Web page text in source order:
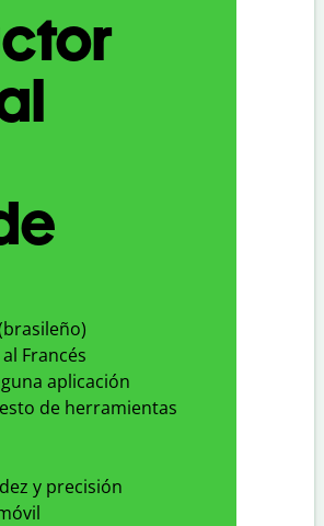
Francés
aplicación
de herramientas
y precisión